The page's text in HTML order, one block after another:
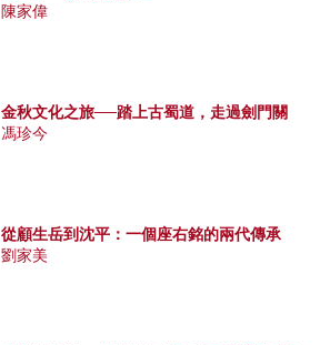
陳家偉
金秋文化之旅──踏上古蜀道，走過劍門關
馮珍今
從顧生岳到沈平：一個座右銘的兩代傳承
劉家美